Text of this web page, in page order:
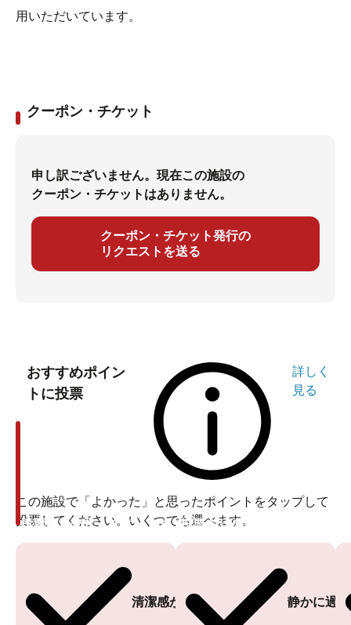
用いただいています。
クーポン・チケット
申し訳ございません。現在この施設の
クーポン・チケットはありません。
クーポン・チケット発行の
リクエストを送る
おすすめポイン
トに投票
詳しく
見る
この施設で「よかった」と思ったポイントをタップして
投票してください。いくつでも選べます。
清潔感がある
投票ありがとうございます
静かに過
投票ありがとうございます